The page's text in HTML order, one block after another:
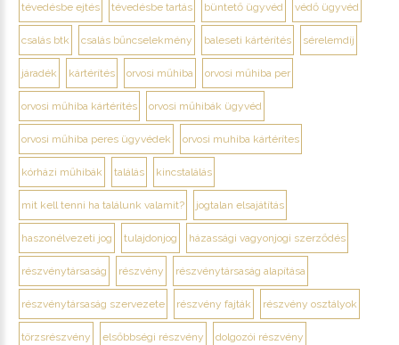
tévedésbe ejtés tévedésbe tartás büntető ügyvéd védő ügyvéd
csalás btk csalás bűncselekmény baleseti kártérítés sérelemdíj
járadék kártérítés orvosi műhiba orvosi műhiba per
orvosi műhiba kártérítés orvosi műhibák ügyvéd
orvosi műhiba peres ügyvédek orvosi muhiba kártérítes
kórházi műhibák találás kincstalálás
mit kell tenni ha találunk valamit? jogtalan elsajátítás
haszonélvezeti jog tulajdonjog házassági vagyonjogi szerződés
részvénytársaság részvény részvénytársaság alapítása
részvénytársaság szervezete részvény fajták részvény osztályok
törzsrészvény elsőbbségi részvény dolgozói részvény